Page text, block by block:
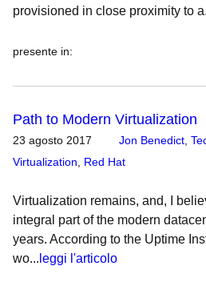
provisioned in close proximity to
presente in:
Path to Modern Virtualization
23 agosto 2017 Jon Benedict
Virtualization
Red Hat
Virtualization remains, and, I
integral part of the modern
years. According to the Uptime
wo... leggi l'articolo